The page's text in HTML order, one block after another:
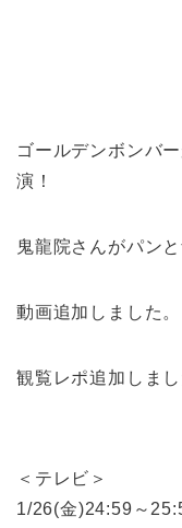
ゴールデンボンバ
演！
鬼龍院さんがパン
動画追加しました。
観覧レポ追加しまし
＜テレビ＞
1/26(金)24:59～